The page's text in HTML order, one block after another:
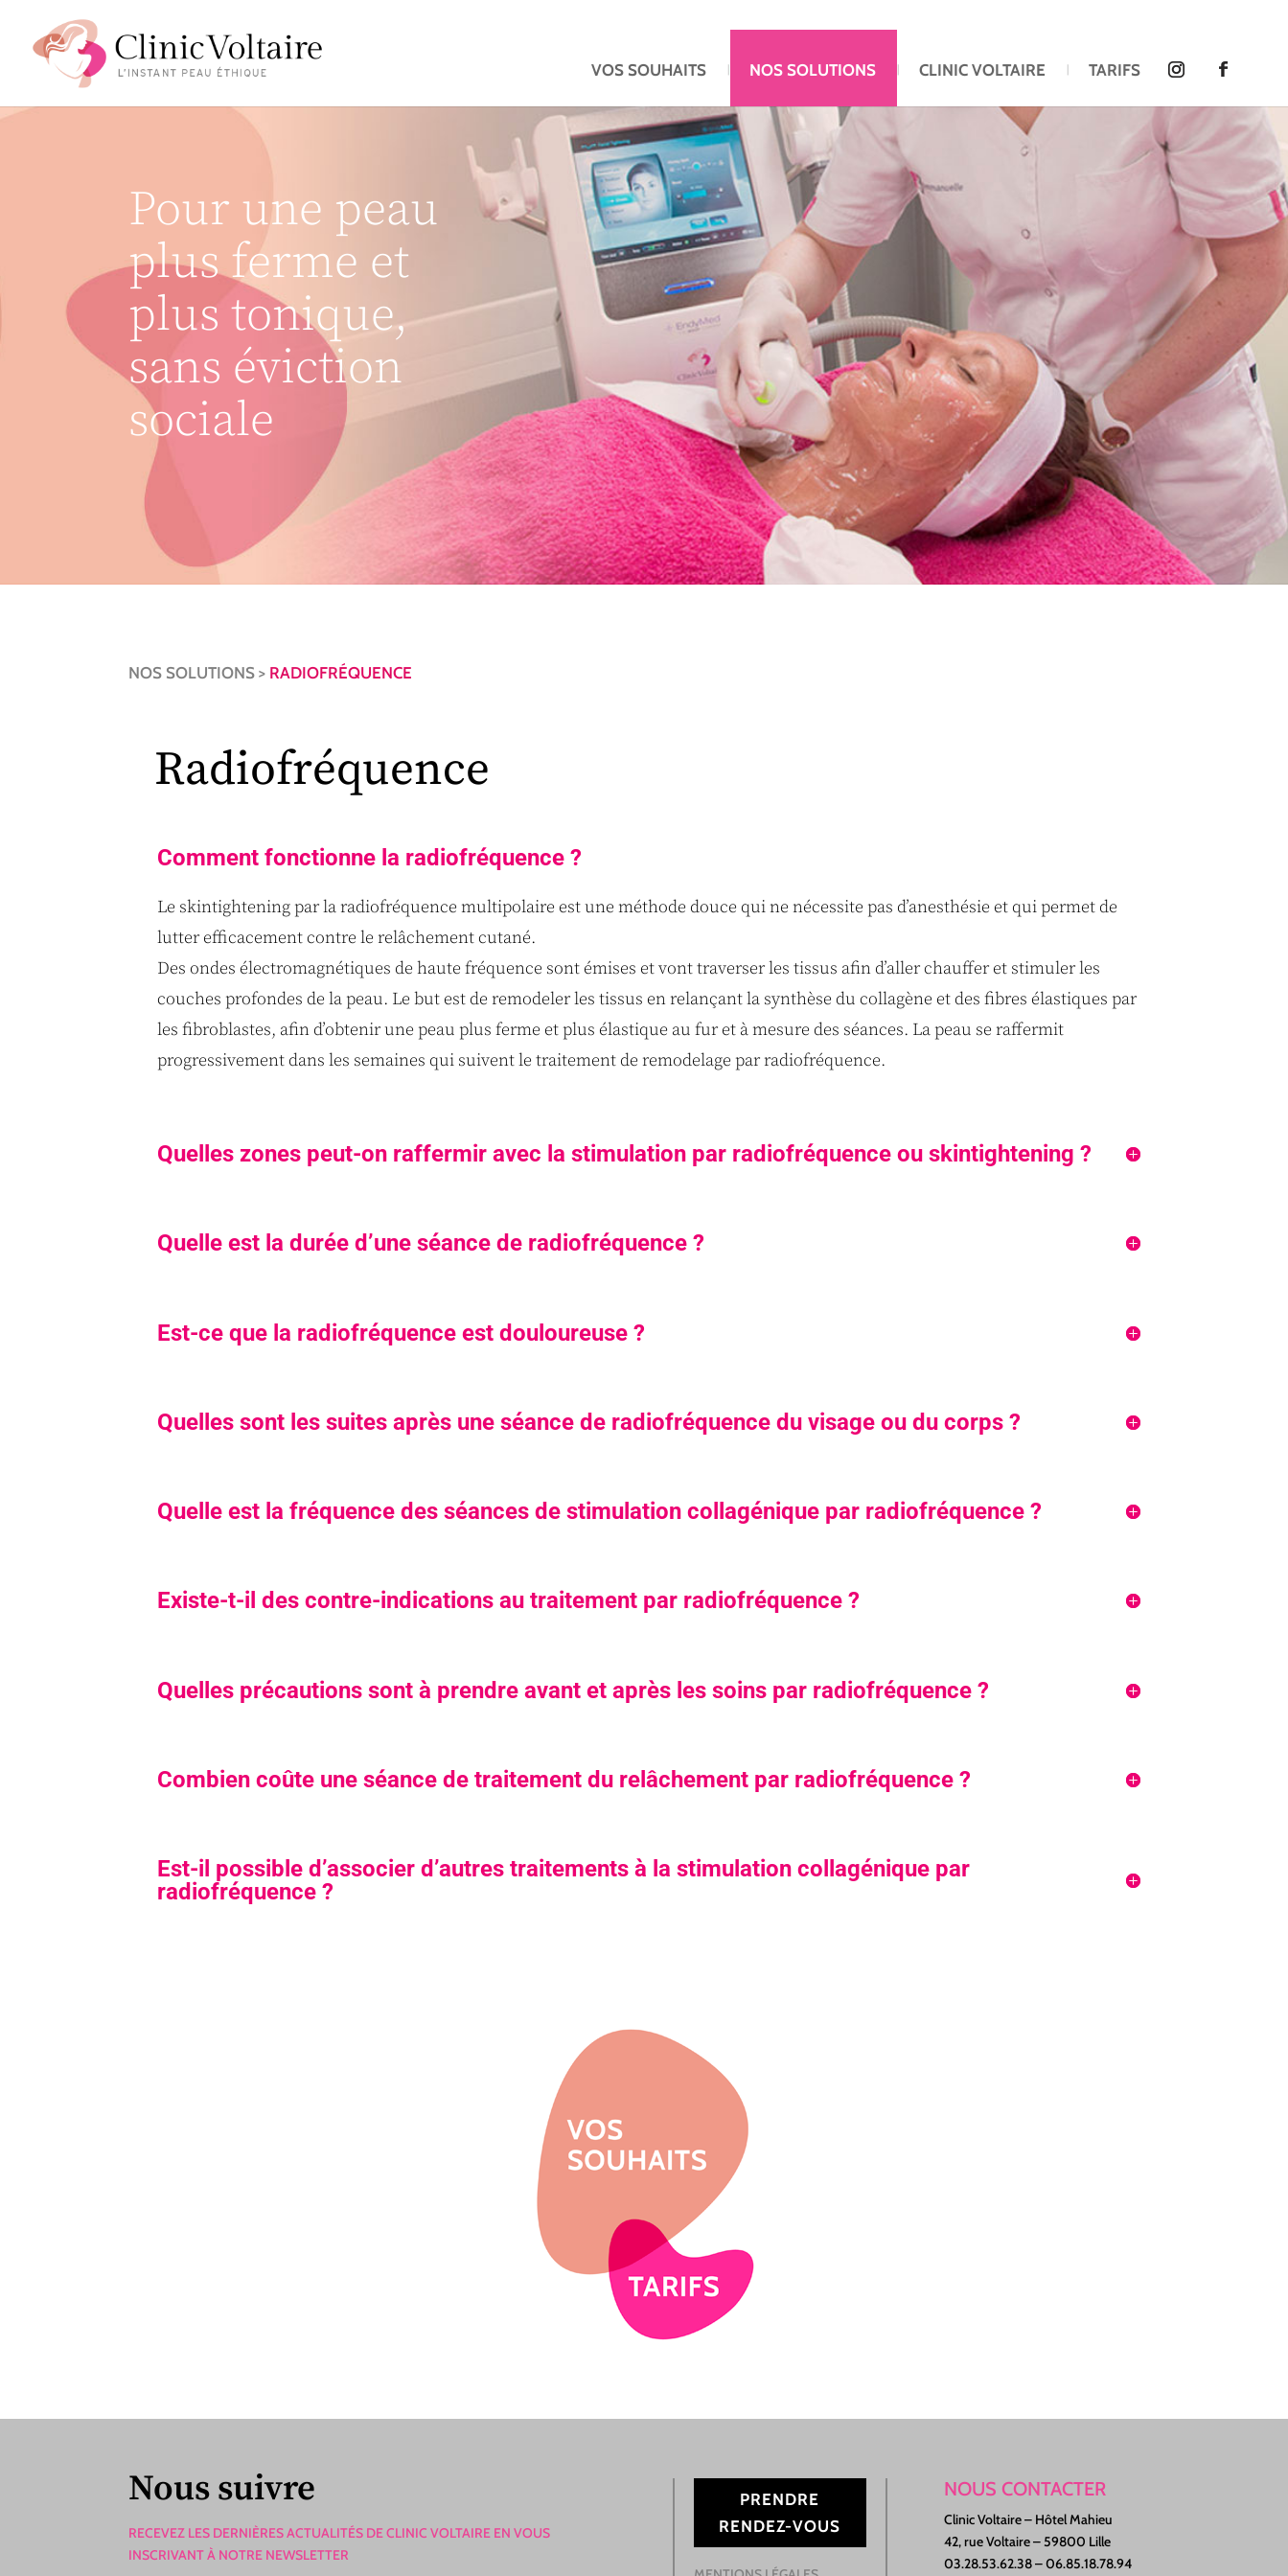
VOS SOUHAITS NOS SOLUTIONS CLINIC VOLTAIRE TARIFS
Pour une peau
plus ferme et
plus tonique,
sans éviction
sociale
NOS SOLUTIONS > RADIOFRÉQUENCE
Radiofréquence
Comment fonctionne la radiofréquence ?
Le skintightening par la radiofréquence multipolaire est une méthode douce qui ne nécessite pas d’anesthésie et qui permet de
lutter efficacement contre le relâchement cutané.
Des ondes électromagnétiques de haute fréquence sont émises et vont traverser les tissus afin d’aller chauffer et stimuler les
couches profondes de la peau. Le but est de remodeler les tissus en relançant la synthèse du collagène et des fibres élastiques par
les fibroblastes, afin d’obtenir une peau plus ferme et plus élastique au fur et à mesure des séances. La peau se raffermit
progressivement dans les semaines qui suivent le traitement de remodelage par radiofréquence.
Quelles zones peut-on raffermir avec la stimulation par radiofréquence ou skintightening ?
Quelle est la durée d’une séance de radiofréquence ?
Est-ce que la radiofréquence est douloureuse ?
Quelles sont les suites après une séance de radiofréquence du visage ou du corps ?
Quelle est la fréquence des séances de stimulation collagénique par radiofréquence ?
Existe-t-il des contre-indications au traitement par radiofréquence ?
Quelles précautions sont à prendre avant et après les soins par radiofréquence ?
Combien coûte une séance de traitement du relâchement par radiofréquence ?
Est-il possible d’associer d’autres traitements à la stimulation collagénique par
radiofréquence ?
Nous suivre
RECEVEZ LES DERNIÈRES ACTUALITÉS DE CLINIC VOLTAIRE EN VOUS
INSCRIVANT À NOTRE NEWSLETTER
PRENDRE
RENDEZ-VOUS
NOUS CONTACTER
Clinic Voltaire – Hôtel Mahieu
42, rue Voltaire – 59800 Lille
03.28.53.62.38 – 06.85.18.78.94